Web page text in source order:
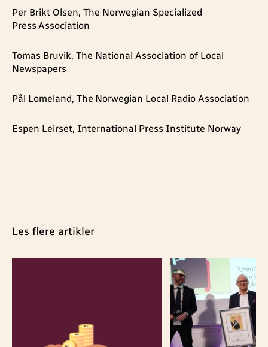
Per Brikt Olsen, The Norwegian Specialized
Press Association
Tomas Bruvik, The National Association of Local
Newspapers
Pål Lomeland, The Norwegian Local Radio Association
Espen Leirset, International Press Institute Norway
Les flere artikler